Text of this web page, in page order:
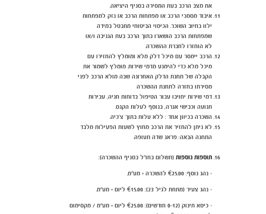
את מצב הרכב בעת המסירה בסניף היציאה.
איבוד מסמכי הרכב או מפתחות הרכב או נזק למפתחות
ילוו בחיוב השוכר. הכיסוי הביטוחי מתבטל במידה
שמפתחות הרכב הושארו בתוך הרכב בעת הגניבה ו/או
לא הוחזרו לחברת ההשכרה.
הרכב יימסר עם מיכל דלק מלא ומומלץ להחזירו עם
מיכל מלא כדי להימנע מדמי שירות. מומלץ לשמור את
הקבלה של תחנת הדלק האחרונה שבה מולא הרכב לפני
מסירתו בחזרה לתחנת ההשכרה
דמי שירות יחויבו עבור הטיפול בדוחות חניה, עבירות
תנועה וכבישי אגרה, בנוסף לעלות הקנס.
השכרה בכיוון אחד : ללא עלות בתוך צ'כיה.
לא ניתן להחזיר את הרכב מחוץ לשעות הפעילות מלבד
התחנה הבאה: פראג שדה תעופה.
תוספות נוספות(תשלום בחו"ל בסניף ההשכרה):
- נהג נוסף: €25.00 להשכרה + מע"מ.
- נהג צעיר (מתחת לגיל 23): €15.00 ליום + מע"מ.
- כיסא תינוק (0-12 חודשים): €25.00 ליום + מע"מ / מקסימום